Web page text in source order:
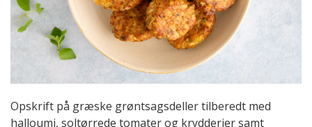
Opskrift på græske grøntsagsdeller tilberedt med
halloumi, soltørrede tomater og krydderier samt